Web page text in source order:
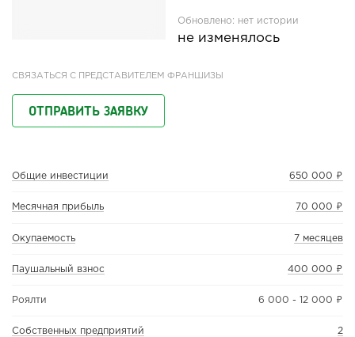
Обновлено: нет истории
не изменялось
СВЯЗАТЬСЯ С ПРЕДСТАВИТЕЛЕМ ФРАНШИЗЫ
ОТПРАВИТЬ ЗАЯВКУ
Общие инвестиции 650 000 ₽
Месячная прибыль 70 000 ₽
Окупаемость 7 месяцев
Паушальный взнос 400 000 ₽
Роялти 6 000 - 12 000 ₽
Собственных предприятий 2